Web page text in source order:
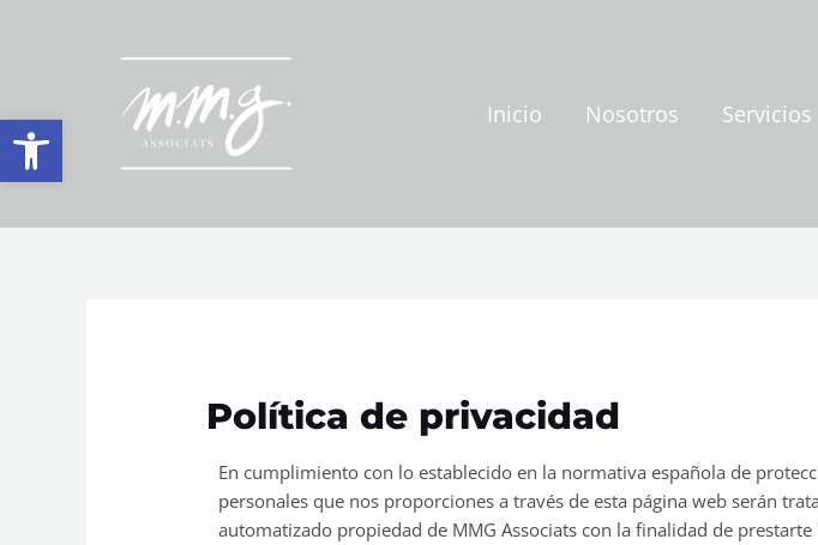
Abrir barra de herramientas Inicio Nosotros Servicios
Política de privacidad
En cumplimiento con lo establecido en la normativa española de
personales que nos proporciones a través de esta página web serán
automatizado propiedad de MMG Associats con la finalidad de